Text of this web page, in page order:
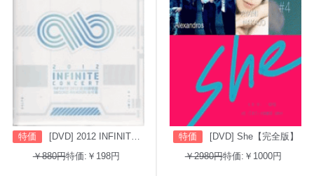
特価
[DVD] 2012 INFINITE CONCERT SECOND INVASION: EVOLUTION
￥880円特価:￥198円
特価
[DVD] She【完全版】
￥2980円特価:￥1000円